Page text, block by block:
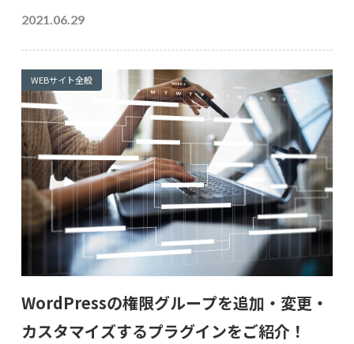
2021.06.29
WEBサイト全般
WordPressの権限グループを追加・変更・
カスタマイズするプラグインをご紹介！